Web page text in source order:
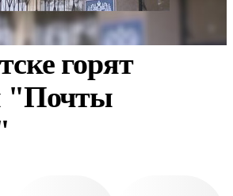
горят
"Почты